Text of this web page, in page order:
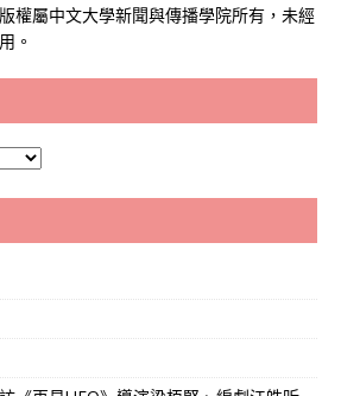
權屬中文大學新聞與傳播學院所有，未經
。